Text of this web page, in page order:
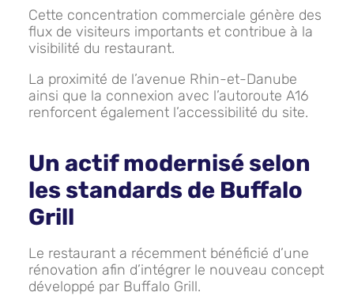
Cette concentration commerciale génère des
flux de visiteurs importants et contribue à la
visibilité du restaurant.
La proximité de l’avenue Rhin-et-Danube
ainsi que la connexion avec l’autoroute A16
renforcent également l’accessibilité du site.
Un actif modernisé selon
les standards de Buffalo
Grill
Le restaurant a récemment bénéficié d’une
rénovation afin d’intégrer le nouveau concept
développé par Buffalo Grill.